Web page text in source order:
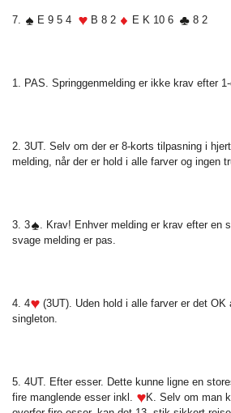
7. E 9 5 4 B 8 2 E K 10 6 8 2
1. PAS. Springgenmelding er ikke krav efter
2. 3UT. Selv om der er 8-korts tilpasning i
melding, når der er hold i alle farver og ingen
3. 3
. Krav! Enhver melding er krav efter en
svage melding er pas.
4. 4
(3UT). Uden hold i alle farver er det
singleton.
5. 4UT. Efter esser. Dette kunne ligne en
fire manglende esser inkl.
K. Selv om man